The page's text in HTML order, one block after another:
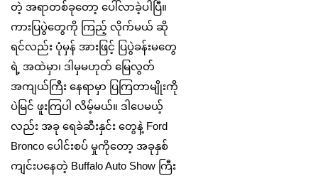
တဲ့ အရာတစ်ခုတော့ ပေါ်လာခဲ့ပါပြီ။
ကားပြပွဲတွေကို ကြည့် လိုက်မယ် ဆို
ရင်လည်း ပုံမှန် အားဖြင့် ပြပွဲခန်းမတွေ
ရဲ့ အထဲမှာ၊ ဒါမှမဟုတ် မြေလွတ်
အကျယ်ကြီး နေရာမှာ ပြကြတာမျိုးကို
ပဲမြင် ဖူးကြပါ လိမ့်မယ်။ ဒါပေမယ့်
လည်း အခု ရေခဲဆီးနှင်း တွေနဲ့ Ford
Bronco ပေါင်းစပ် မှုကိုတော့ အခုနှစ်
ကျင်းပနေတဲ့ Buffalo Auto Show ကြီး